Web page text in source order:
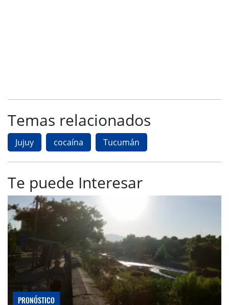
Temas relacionados
Jujuy cocaína Tucumán
Te puede Interesar
PRONÓSTICO